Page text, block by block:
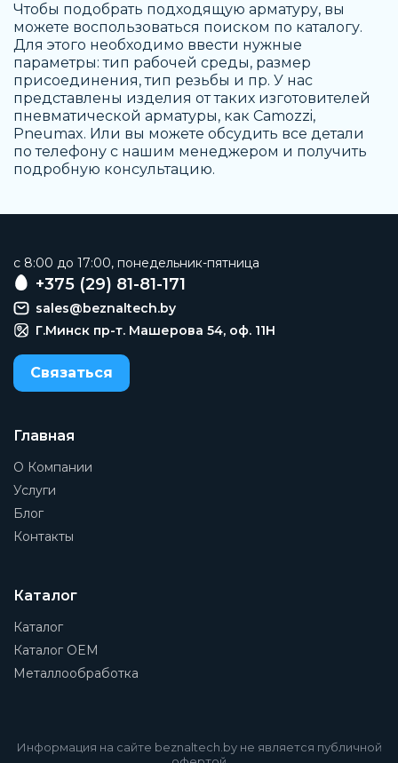
Чтобы подобрать подходящую арматуру, вы
можете воспользоваться поиском по каталогу.
Для этого необходимо ввести нужные
параметры: тип рабочей среды, размер
присоединения, тип резьбы и пр. У нас
представлены изделия от таких изготовителей
пневматической арматуры, как Camozzi,
Pneumax. Или вы можете обсудить все детали
по телефону с нашим менеджером и получить
подробную консультацию.
c 8:00 до 17:00, понедельник-пятница
+375 (29) 81-81-171
sales@beznaltech.by
Г.Минск пр-т. Машерова 54, оф. 11H
Связаться
Главная
О Компании
Услуги
Блог
Контакты
Каталог
Каталог
Каталог OEM
Металлообработка
Информация на сайте beznaltech.by не является публичной